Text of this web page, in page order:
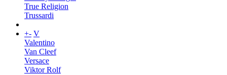
True Religion
Trussardi
+- V
Valentino
Van Cleef
Versace
Viktor Rolf